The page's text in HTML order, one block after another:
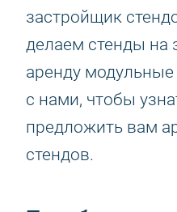
застройщик
делаем стенды на
аренду
с нами, чтобы
предложить вам
стендов.